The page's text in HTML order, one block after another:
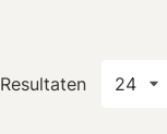
Resultaten